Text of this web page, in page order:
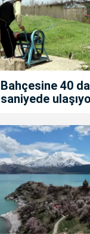
Bahçesine 40
saniyede